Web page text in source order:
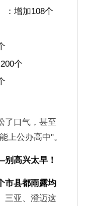
：增加108个
个
了口气，甚至
上公办高中"。
高兴太早！
市县都雨露均
三亚、澄迈这